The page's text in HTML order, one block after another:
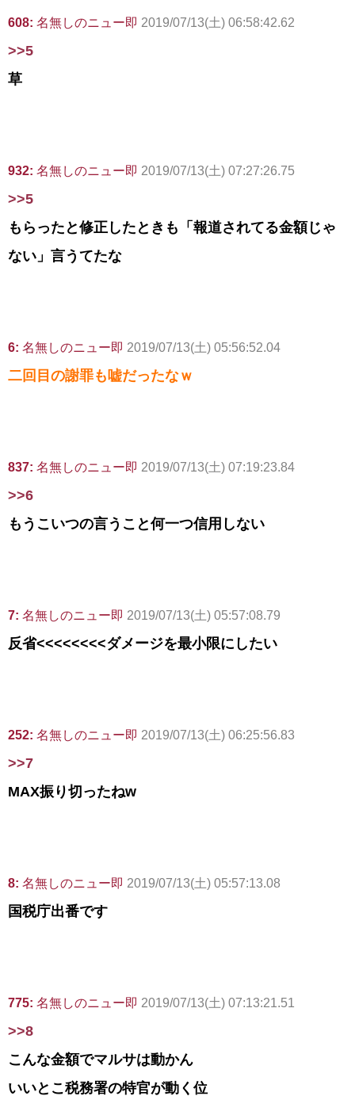
608: 名無しのニュー即 2019/07/13(土) 06:58:42.62
>>5
草
932: 名無しのニュー即 2019/07/13(土) 07:27:26.75
>>5
もらったと修正したときも「報道されてる金額じゃ
ない」言うてたな
6: 名無しのニュー即 2019/07/13(土) 05:56:52.04
二回目の謝罪も嘘だったなｗ
837: 名無しのニュー即 2019/07/13(土) 07:19:23.84
>>6
もうこいつの言うこと何一つ信用しない
7: 名無しのニュー即 2019/07/13(土) 05:57:08.79
反省<<<<<<<<ダメージを最小限にしたい
252: 名無しのニュー即 2019/07/13(土) 06:25:56.83
>>7
MAX振り切ったねw
8: 名無しのニュー即 2019/07/13(土) 05:57:13.08
国税庁出番です
775: 名無しのニュー即 2019/07/13(土) 07:13:21.51
>>8
こんな金額でマルサは動かん
いいとこ税務署の特官が動く位